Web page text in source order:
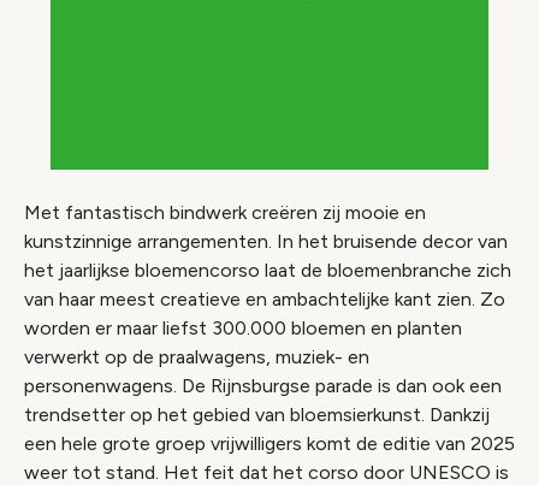
Met fantastisch bindwerk creëren zij mooie en
kunstzinnige arrangementen. In het bruisende decor van
het jaarlijkse bloemencorso laat de bloemenbranche zich
van haar meest creatieve en ambachtelijke kant zien. Zo
worden er maar liefst 300.000 bloemen en planten
verwerkt op de praalwagens, muziek- en
personenwagens. De Rijnsburgse parade is dan ook een
trendsetter op het gebied van bloemsierkunst. Dankzij
een hele grote groep vrijwilligers komt de editie van 2025
weer tot stand. Het feit dat het corso door UNESCO is